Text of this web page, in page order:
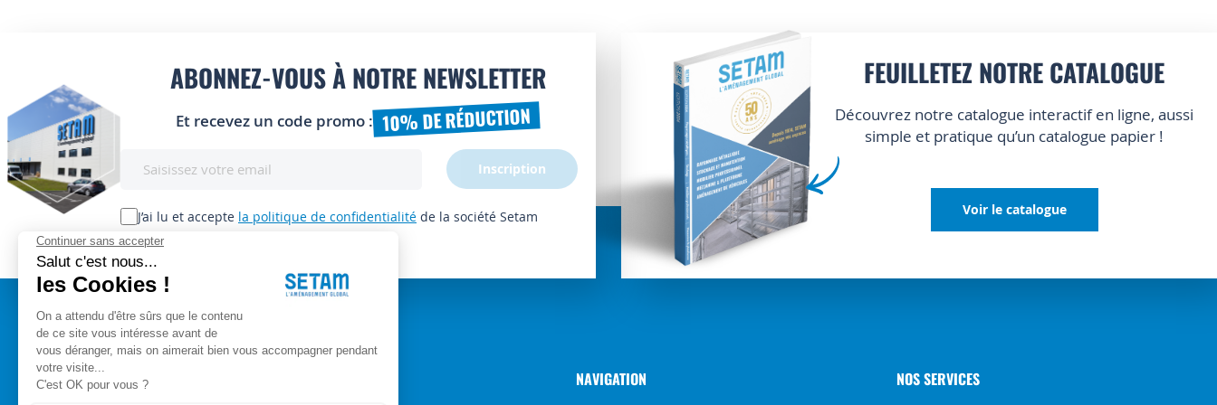
ABONNEZ-VOUS À NOTRE NEWSLETTER
Et recevez un code promo : 10% DE RÉDUCTION
lettre
d’information
:
J’ai lu et accepte la politique de confidentialité de la société Setam
Inscription
FEUILLETEZ NOTRE CATALOGUE
Découvrez notre catalogue interactif en ligne, aussi
simple et pratique qu’un catalogue papier !
Voir le catalogue
Setam Siège Social
NAVIGATION NOS SERVICES